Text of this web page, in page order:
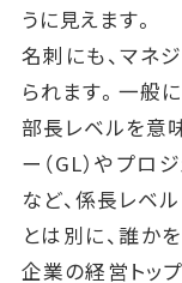
うに見えます。
名刺にも、マネ
られます。一般
部長レベルを意
ー（GL）やプロ
など、係長レベ
とは別に、誰か
企業の経営トッ